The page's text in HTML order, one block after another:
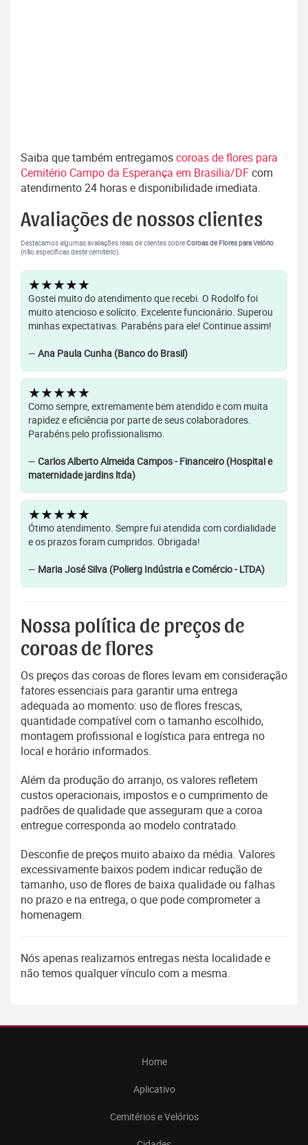
Saiba que também entregamoscoroas de flores para
Cemitério Campo da Esperança em Brasília/DFcom
atendimento 24 horas e disponibilidade imediata.
Avaliações de nossos clientes
Destacamos algumas avaliações reais de clientes sobreCoroas de Flores para Velório.
(não específicas deste cemitério).
★★★★★
Gostei muito do atendimento que recebi. O Rodolfo foi
muito atencioso e solícito. Excelente funcionário. Superou
minhas expectativas. Parabéns para ele! Continue assim!
— Ana Paula Cunha (Banco do Brasil)
★★★★★
Como sempre, extremamente bem atendido e com muita
rapidez e eficiência por parte de seus colaboradores.
Parabéns pelo profissionalismo.
— Carlos Alberto Almeida Campos - Financeiro (Hospital e
maternidade jardins ltda)
★★★★★
Ótimo atendimento. Sempre fui atendida com cordialidade
e os prazos foram cumpridos. Obrigada!
— Maria José Silva (Polierg Indústria e Comércio - LTDA)
Nossa política de preços de
coroas de flores
Os preços das coroas de flores levam em consideração
fatores essenciais para garantir uma entrega
adequada ao momento: uso de flores frescas,
quantidade compatível com o tamanho escolhido,
montagem profissional e logística para entrega no
local e horário informados.
Além da produção do arranjo, os valores refletem
custos operacionais, impostos e o cumprimento de
padrões de qualidade que asseguram que a coroa
entregue corresponda ao modelo contratado.
Desconfie de preços muito abaixo da média. Valores
excessivamente baixos podem indicar redução de
tamanho, uso de flores de baixa qualidade ou falhas
no prazo e na entrega, o que pode comprometer a
homenagem.
Nós apenas realizamos entregas nesta localidade e
não temos qualquer vínculo com a mesma.
Home
Aplicativo
Cemitérios e Velórios